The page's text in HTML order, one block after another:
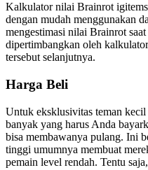
Kalkulator nilai Brainrot igitems
dengan mudah menggunakan
mengestimasi nilai Brainrot
dipertimbangkan oleh
tersebut selanjutnya.
Harga Beli
Untuk eksklusivitas teman
banyak yang harus Anda
bisa membawanya pulang. Ini
tinggi umumnya membuat
pemain level rendah. Tentu